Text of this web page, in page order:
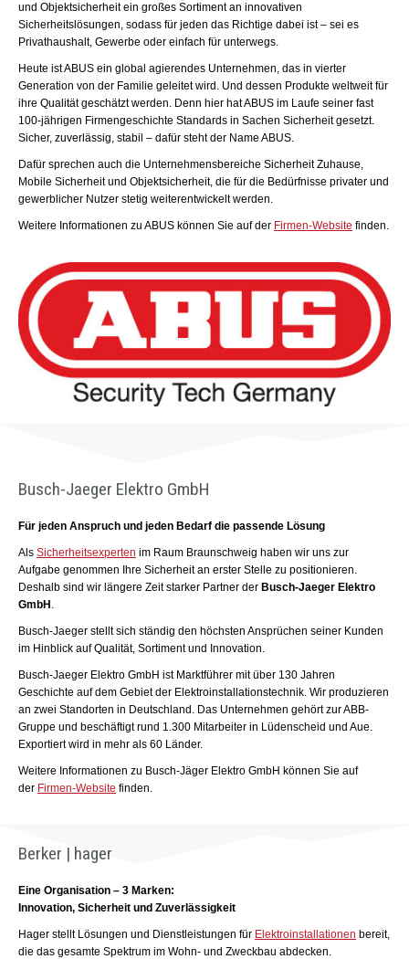
und Objektsicherheit ein großes Sortiment an innovativen
Sicherheitslösungen, sodass für jeden das Richtige dabei ist – sei es
Privathaushalt, Gewerbe oder einfach für unterwegs.
Heute ist ABUS ein global agierendes Unternehmen, das in vierter
Generation von der Familie geleitet wird. Und dessen Produkte weltweit für
ihre Qualität geschätzt werden. Denn hier hat ABUS im Laufe seiner fast
100-jährigen Firmengeschichte Standards in Sachen Sicherheit gesetzt.
Sicher, zuverlässig, stabil – dafür steht der Name ABUS.
Dafür sprechen auch die Unternehmensbereiche Sicherheit Zuhause,
Mobile Sicherheit und Objektsicherheit, die für die Bedürfnisse privater und
gewerblicher Nutzer stetig weiterentwickelt werden.
Weitere Informationen zu ABUS können Sie auf der Firmen-Website finden.
Busch-Jaeger Elektro GmbH​
Für jeden Anspruch und jeden Bedarf die passende Lösung​
Als Sicherheitsexperten im Raum Braunschweig haben wir uns zur
Aufgabe genommen Ihre Sicherheit an erster Stelle zu positionieren.
Deshalb sind wir längere Zeit starker Partner der Busch-Jaeger Elektro
GmbH
Busch-Jaeger stellt sich ständig den höchsten Ansprüchen seiner Kunden
im Hinblick auf Qualität, Sortiment und Innovation.
Busch-Jaeger Elektro GmbH ist Marktführer mit über 130 Jahren
Geschichte auf dem Gebiet der Elektroinstallationstechnik. Wir produzieren
an zwei Standorten in Deutschland. Das Unternehmen gehört zur ABB-
Gruppe und beschäftigt rund 1.300 Mitarbeiter in Lüdenscheid und Aue.
Exportiert wird in mehr als 60 Länder.
Weitere Informationen zu Busch-Jäger Elektro GmbH können Sie auf
der Firmen-Website finden.
Berker | hager​
Eine Organisation – 3 Marken:
Innovation, Sicherheit und Zuverlässigkeit​
Hager stellt Lösungen und Dienstleistungen für Elektroinstallationen bereit,
die das gesamte Spektrum im Wohn- und Zweckbau abdecken.